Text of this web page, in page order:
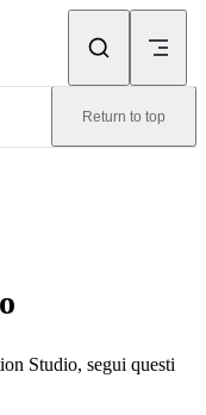
Return to top
Studio, segui questi